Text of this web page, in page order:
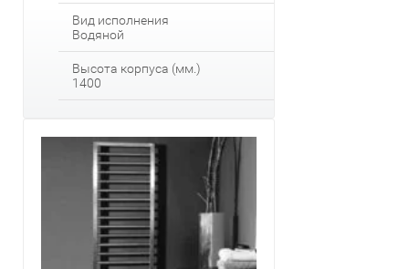
Вид исполнения
Водяной
Высота корпуса (мм.)
1400